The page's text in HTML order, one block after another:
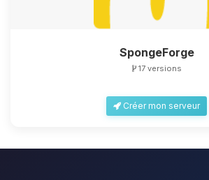
SpongeForge
17 versions
Créer mon serveur